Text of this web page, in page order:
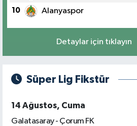
10 Alanyaspor
Detaylar için tıklayın
Süper Lig Fikstür
14 Ağustos, Cuma
Galatasaray - Çorum FK